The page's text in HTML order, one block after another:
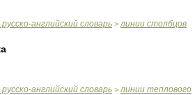
английский словарь > линии столбцов
английский словарь > линии теплового